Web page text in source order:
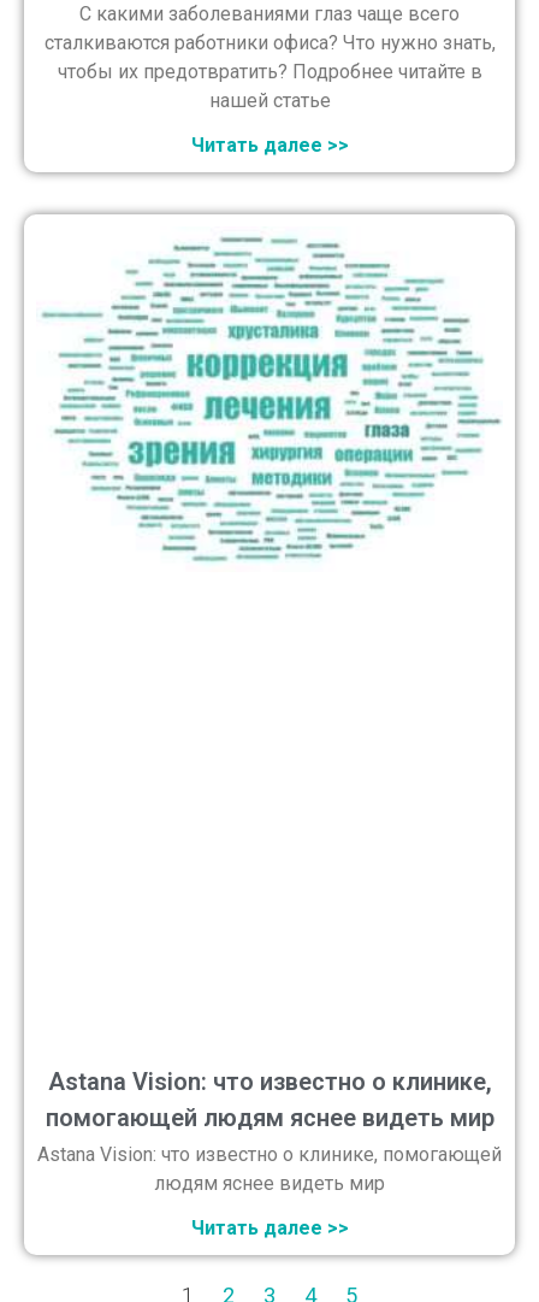
С какими заболеваниями глаз чаще всего
сталкиваются работники офиса? Что нужно знать,
чтобы их предотвратить? Подробнее читайте в
нашей статье
Читать далее >>
Astana Vision: что известно о клинике,
помогающей людям яснее видеть мир
Astana Vision: что известно о клинике, помогающей
людям яснее видеть мир
Читать далее >>
1 2 3 4 5